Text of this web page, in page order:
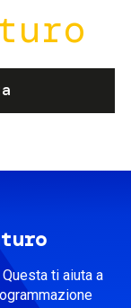
ti aiuta a